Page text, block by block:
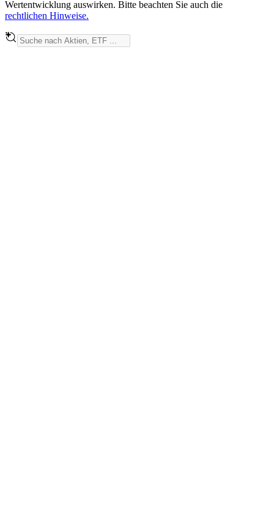
Wertentwicklung auswirken. Bitte beachten Sie auch die
rechtlichen Hinweise.